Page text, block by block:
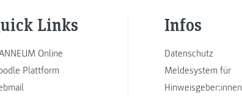
Links
Online
Plattform
Infos
Datenschutz
Meldesystem für
Hinweisgeber:innen